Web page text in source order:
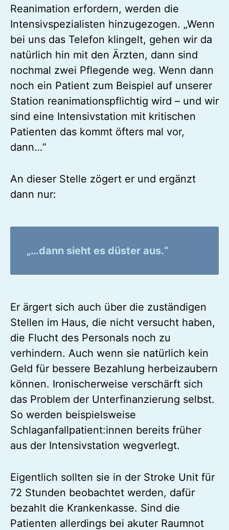
Reanimation erfordern, werden die
Intensivspezialisten hinzugezogen. „Wenn
bei uns das Telefon klingelt, gehen wir da
natürlich hin mit den Ärzten, dann sind
nochmal zwei Pflegende weg. Wenn dann
noch ein Patient zum Beispiel auf unserer
Station reanimationspflichtig wird – und wir
sind eine Intensivstation mit kritischen
Patienten das kommt öfters mal vor,
dann…“
An dieser Stelle zögert er und ergänzt
dann nur:
„…dann sieht es düster aus.“
Er ärgert sich auch über die zuständigen
Stellen im Haus, die nicht versucht haben,
die Flucht des Personals noch zu
verhindern. Auch wenn sie natürlich kein
Geld für bessere Bezahlung herbeizaubern
können. Ironischerweise verschärft sich
das Problem der Unterfinanzierung selbst.
So werden beispielsweise
Schlaganfallpatient:innen bereits früher
aus der Intensivstation wegverlegt.
Eigentlich sollten sie in der Stroke Unit für
72 Stunden beobachtet werden, dafür
bezahlt die Krankenkasse. Sind die
Patienten allerdings bei akuter Raumnot